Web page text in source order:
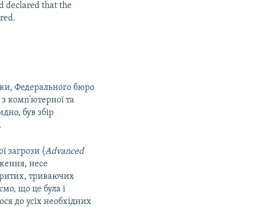
declared that the
Федерального бюро
з комп'ютерної та
був збір
загрози (Advanced
несе
триваючих
що це була і
до усіх необхідних